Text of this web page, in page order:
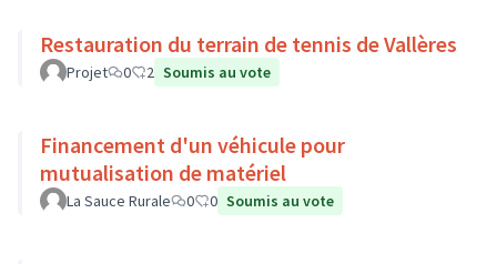
Restauration du terrain de tennis de Vallères
Projet 0 2 Soumis au vote
Financement d'un véhicule pour
mutualisation de matériel
La Sauce Rurale 0 0 Soumis au vote